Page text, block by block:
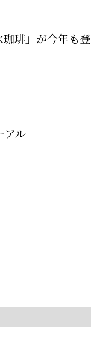
珈琲」が今年も登
アル